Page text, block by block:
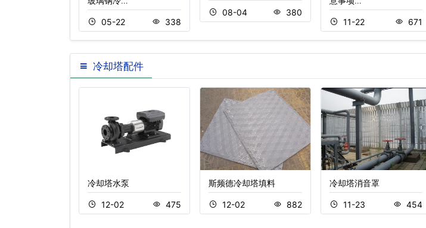
05-22 338
08-04 380
11-22 671
冷却塔配件
冷却塔水泵
12-02 475
斯频德冷却塔填料
12-02 882
冷却塔消音罩
11-23 454